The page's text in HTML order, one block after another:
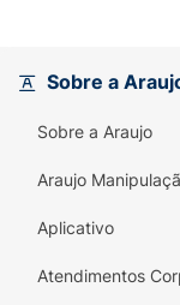
Sobre a
Sobre a Araujo
Araujo
Aplicativo
Atendimentos